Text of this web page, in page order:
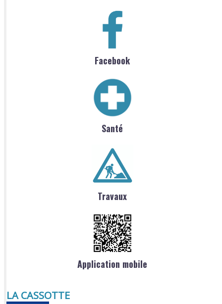
Facebook
Santé
Travaux
Application mobile
LA CASSOTTE